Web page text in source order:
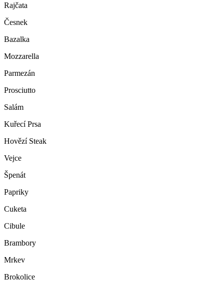
Rajčata
Česnek
Bazalka
Mozzarella
Parmezán
Prosciutto
Salám
Kuřecí Prsa
Hovězí Steak
Vejce
Špenát
Papriky
Cuketa
Cibule
Brambory
Mrkev
Brokolice